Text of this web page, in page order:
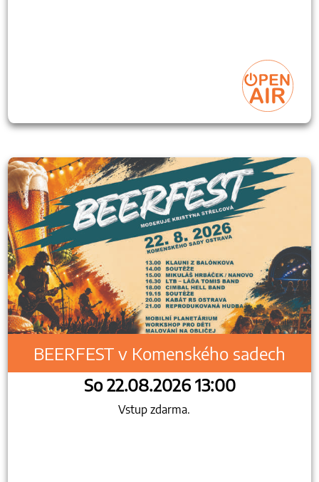
BEERFEST v Komenského sadech
So 22.08.2026 13:00
Vstup zdarma.